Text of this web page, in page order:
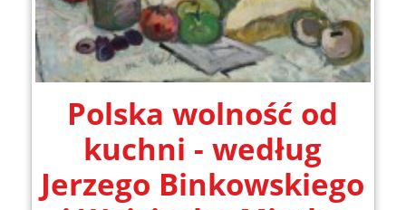
Polska wolność od
kuchni - według
Jerzego Binkowskiego